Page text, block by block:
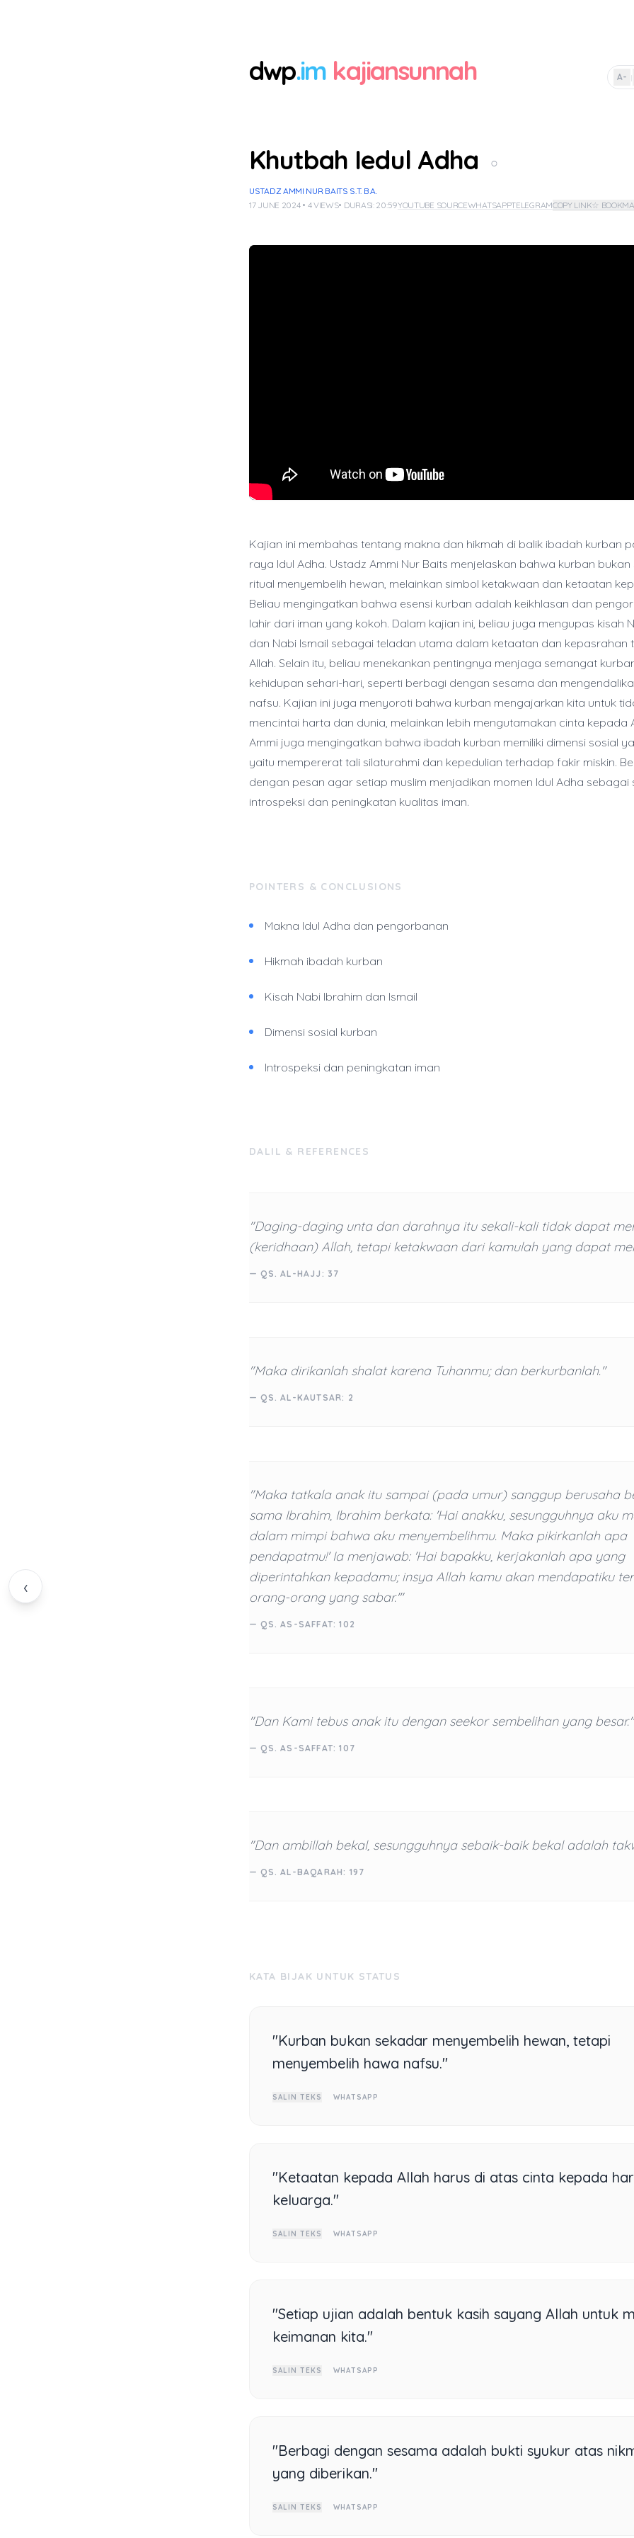
dwp.im kajiansunnah A- |
‹
Khutbah Iedul Adha ○
USTADZ AMMI NUR BAITS S.T. B.A.
17 JUNE 2024 • 4 VIEWS• DURASI: 20:59YOUTUBE SOURCEWHATSAPPTELEGRAMCOPY LINK☆
Kajian ini membahas tentang makna dan hikmah di balik ibadah kurban
raya Idul Adha. Ustadz Ammi Nur Baits menjelaskan bahwa kurban
ritual menyembelih hewan, melainkan simbol ketakwaan dan ketaatan
Beliau mengingatkan bahwa esensi kurban adalah keikhlasan dan
lahir dari iman yang kokoh. Dalam kajian ini, beliau juga mengupas kisah
dan Nabi Ismail sebagai teladan utama dalam ketaatan dan kepasrahan
Allah. Selain itu, beliau menekankan pentingnya menjaga semangat
kehidupan sehari-hari, seperti berbagi dengan sesama dan
nafsu. Kajian ini juga menyoroti bahwa kurban mengajarkan kita untuk
mencintai harta dan dunia, melainkan lebih mengutamakan cinta kepada
Ammi juga mengingatkan bahwa ibadah kurban memiliki dimensi sosial
yaitu mempererat tali silaturahmi dan kepedulian terhadap fakir miskin.
dengan pesan agar setiap muslim menjadikan momen Idul Adha sebagai
introspeksi dan peningkatan kualitas iman.
POINTERS & CONCLUSIONS
Makna Idul Adha dan pengorbanan
Hikmah ibadah kurban
Kisah Nabi Ibrahim dan Ismail
Dimensi sosial kurban
Introspeksi dan peningkatan iman
DALIL & REFERENCES
"Daging-daging unta dan darahnya itu sekali-kali tidak dapat
(keridhaan) Allah, tetapi ketakwaan dari kamulah yang dapat
— QS. AL-HAJJ: 37
"Maka dirikanlah shalat karena Tuhanmu; dan berkurbanlah."
— QS. AL-KAUTSAR: 2
"Maka tatkala anak itu sampai (pada umur) sanggup berusaha
sama Ibrahim, Ibrahim berkata: 'Hai anakku, sesungguhnya aku
dalam mimpi bahwa aku menyembelihmu. Maka pikirkanlah apa
pendapatmu!' Ia menjawab: 'Hai bapakku, kerjakanlah apa yang
diperintahkan kepadamu; insya Allah kamu akan mendapatiku
orang-orang yang sabar.'"
— QS. AS-SAFFAT: 102
"Dan Kami tebus anak itu dengan seekor sembelihan yang besar."
— QS. AS-SAFFAT: 107
"Dan ambillah bekal, sesungguhnya sebaik-baik bekal adalah
— QS. AL-BAQARAH: 197
KATA BIJAK UNTUK STATUS
"Kurban bukan sekadar menyembelih hewan, tetapi
menyembelih hawa nafsu."
SALIN TEKS WHATSAPP
"Ketaatan kepada Allah harus di atas cinta kepada
keluarga."
SALIN TEKS WHATSAPP
"Setiap ujian adalah bentuk kasih sayang Allah untuk
keimanan kita."
SALIN TEKS WHATSAPP
"Berbagi dengan sesama adalah bukti syukur atas
yang diberikan."
SALIN TEKS WHATSAPP